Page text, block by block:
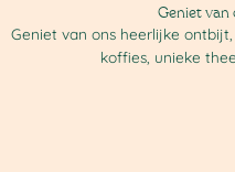
Geniet van
Geniet van ons heerlijke
koffies, unieke